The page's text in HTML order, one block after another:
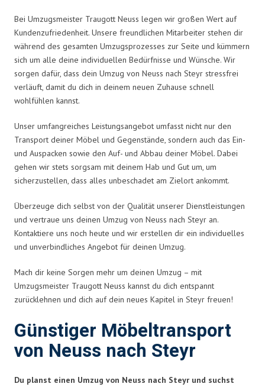
Bei Umzugsmeister Traugott Neuss legen wir großen Wert auf
Kundenzufriedenheit. Unsere freundlichen Mitarbeiter stehen dir
während des gesamten Umzugsprozesses zur Seite und kümmern
sich um alle deine individuellen Bedürfnisse und Wünsche. Wir
sorgen dafür, dass dein Umzug von Neuss nach Steyr stressfrei
verläuft, damit du dich in deinem neuen Zuhause schnell
wohlfühlen kannst.
Unser umfangreiches Leistungsangebot umfasst nicht nur den
Transport deiner Möbel und Gegenstände, sondern auch das Ein-
und Auspacken sowie den Auf- und Abbau deiner Möbel. Dabei
gehen wir stets sorgsam mit deinem Hab und Gut um, um
sicherzustellen, dass alles unbeschadet am Zielort ankommt.
Überzeuge dich selbst von der Qualität unserer Dienstleistungen
und vertraue uns deinen Umzug von Neuss nach Steyr an.
Kontaktiere uns noch heute und wir erstellen dir ein individuelles
und unverbindliches Angebot für deinen Umzug.
Mach dir keine Sorgen mehr um deinen Umzug – mit
Umzugsmeister Traugott Neuss kannst du dich entspannt
zurücklehnen und dich auf dein neues Kapitel in Steyr freuen!
Günstiger Möbeltransport
von Neuss nach Steyr
Du planst einen Umzug von Neuss nach Steyr und suchst